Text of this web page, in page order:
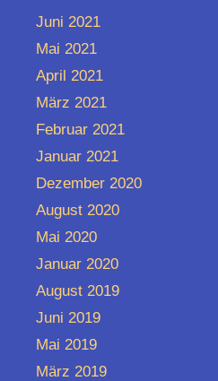
Juni 2021
Mai 2021
April 2021
März 2021
Februar 2021
Januar 2021
Dezember 2020
August 2020
Mai 2020
Januar 2020
August 2019
Juni 2019
Mai 2019
März 2019